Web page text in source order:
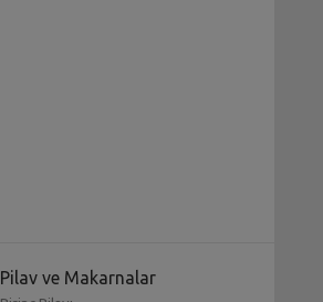
Pilav ve Makarnalar